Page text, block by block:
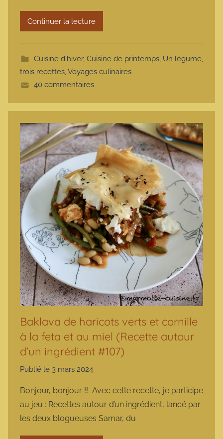
r
t
e
Continuer la lecture
Cuisine d'hiver, Cuisine de printemps, Un légume,
trois recettes,Voyages culinaires
40 commentaires
Baklava de haricots verts et cornille
à la feta et au miel (Recette autour
d’un ingrédient #107)
Publié le 3 mars 2024
r
m
a
r
Bonjour, bonjour !! Avec cette recette, je participe
au jeu : Recettes autour d’un ingrédient, lancé par
les deux blogueuses Samar, du